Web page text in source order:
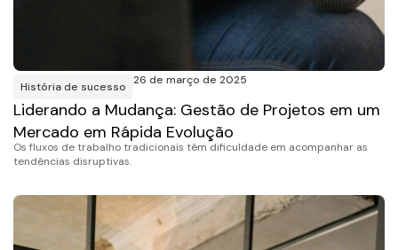
História de sucesso 26 de março de 2025
Liderando a Mudança: Gestão de Projetos em um
Mercado em Rápida Evolução
Os fluxos de trabalho tradicionais têm dificuldade em acompanhar as
tendências disruptivas.